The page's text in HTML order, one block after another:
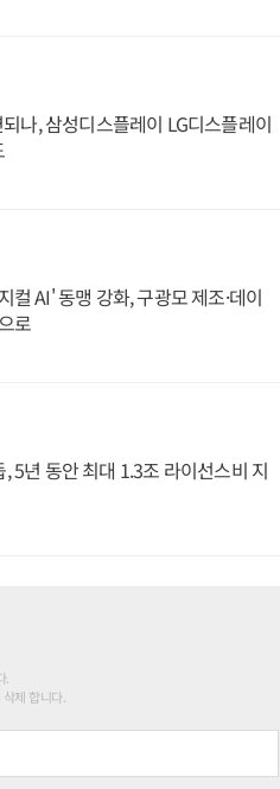
나, 삼성디스플레이 LG디스플레이
AI' 동맹 강화, 구광모 제조·데이
로
5년 동안 최대 1.3조 라이선스비 지
.
제 합니다.